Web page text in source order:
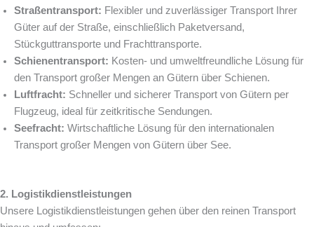
Straßentransport: Flexibler und zuverlässiger Transport Ihrer
Güter auf der Straße, einschließlich Paketversand,
Stückguttransporte und Frachttransporte.
Schienentransport: Kosten- und umweltfreundliche Lösung für
den Transport großer Mengen an Gütern über Schienen.
Luftfracht: Schneller und sicherer Transport von Gütern per
Flugzeug, ideal für zeitkritische Sendungen.
Seefracht: Wirtschaftliche Lösung für den internationalen
Transport großer Mengen von Gütern über See.
2. Logistikdienstleistungen
Unsere Logistikdienstleistungen gehen über den reinen Transport